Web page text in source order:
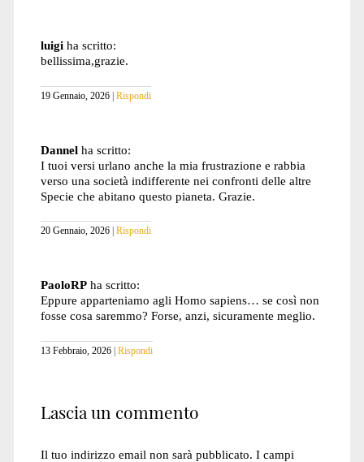
luigi ha scritto:
bellissima,grazie.
19 Gennaio, 2026 Rispondi
Dannel ha scritto:
I tuoi versi urlano anche la mia frustrazione e rabbia
verso una società indifferente nei confronti delle altre
Specie che abitano questo pianeta. Grazie.
20 Gennaio, 2026 Rispondi
PaoloRP ha scritto:
Eppure apparteniamo agli Homo sapiens… se così non
fosse cosa saremmo? Forse, anzi, sicuramente meglio.
13 Febbraio, 2026 Rispondi
Lascia un commento
Il tuo indirizzo email non sarà pubblicato. I campi